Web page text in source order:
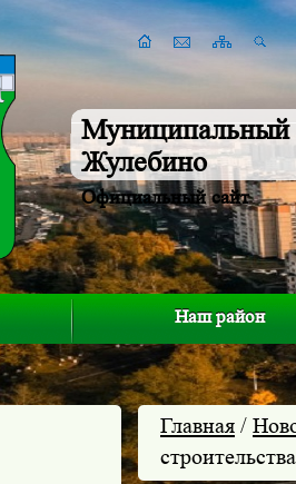
Муниципальный
Жулебино
Официальный сайт
Наш район
Главная /